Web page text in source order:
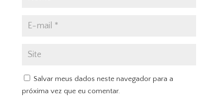
Salvar meus dados neste navegador para a
próxima vez que eu comentar.